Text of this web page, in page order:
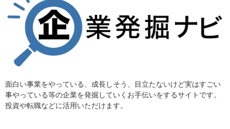
面白い事業をやっている、成長しそう、目立たないけど実はすごい
事やっている等の企業を発掘していくお手伝いをするサイトです。
投資や転職などに活用いただけます。